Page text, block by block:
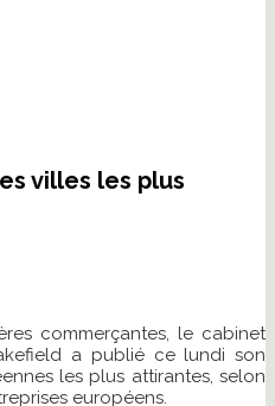
villes les plus
commerçantes, le cabinet
a publié ce lundi son
les plus attirantes, selon
européens.